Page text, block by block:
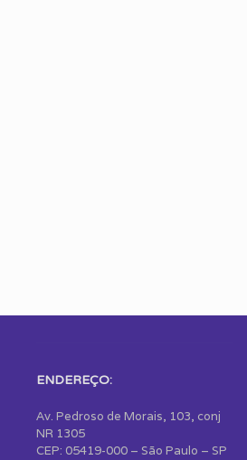
ENDEREÇO:
Av. Pedroso de Morais, 103, conj
NR 1305
CEP: 05419-000 – São Paulo – SP